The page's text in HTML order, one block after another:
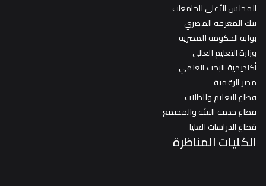
المجلس الأعلى للجامعات
بنك المعرفة المصري
بوابة الحكومة المصرية
وزارة التعليم العالي
أكاديمية البحث العلمي
مصر الرقمية
قطاع التعليم والطلاب
قطاع خدمة البيئة والمجتمع
قطاع الدراسات العليا
الكليات المناظرة